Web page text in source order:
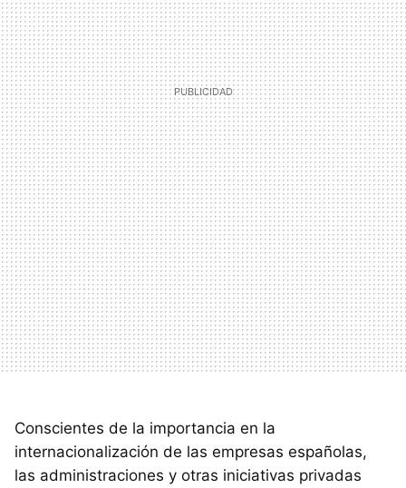
Conscientes de la importancia en la
internacionalización de las empresas españolas,
las administraciones y otras iniciativas privadas